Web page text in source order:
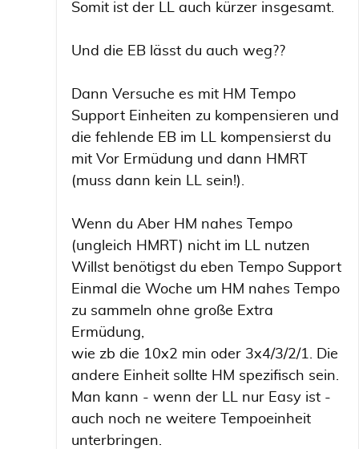
Somit ist der LL auch kürzer insgesamt.
Und die EB lässt du auch weg??
Dann Versuche es mit HM Tempo
Support Einheiten zu kompensieren und
die fehlende EB im LL kompensierst du
mit Vor Ermüdung und dann HMRT
(muss dann kein LL sein!).
Wenn du Aber HM nahes Tempo
(ungleich HMRT) nicht im LL nutzen
Willst benötigst du eben Tempo Support
Einmal die Woche um HM nahes Tempo
zu sammeln ohne große Extra
Ermüdung,
wie zb die 10x2 min oder 3x4/3/2/1. Die
andere Einheit sollte HM spezifisch sein.
Man kann - wenn der LL nur Easy ist -
auch noch ne weitere Tempoeinheit
unterbringen.